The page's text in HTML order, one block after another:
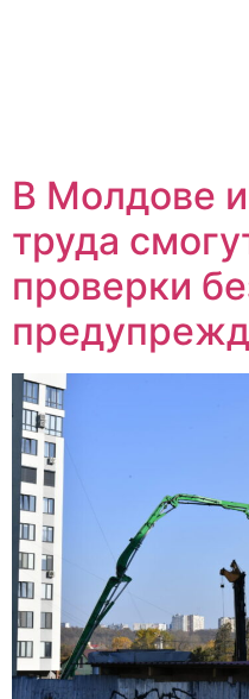
В Молдове
труда
проверки